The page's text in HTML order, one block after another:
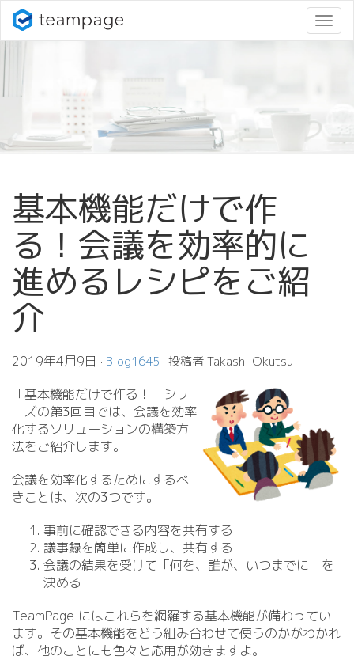
ナ
ビ
基本機能だけで作
る！会議を効率的に
進めるレシピをご紹
介
2019年4月9日 · Blog1645 · 投稿者 Takashi Okutsu
「基本機能だけで作る！」シリ
ーズの第3回目では、会議を効率
化するソリューションの構築方
法をご紹介します。
会議を効率化するためにするべ
きことは、次の3つです。
事前に確認できる内容を共有する
議事録を簡単に作成し、共有する
会議の結果を受けて「何を、誰が、いつまでに」を
決める
TeamPage にはこれらを網羅する基本機能が備わってい
ます。その基本機能をどう組み合わせて使うのかがわかれ
ば、他のことにも色々と応用が効きますよ。